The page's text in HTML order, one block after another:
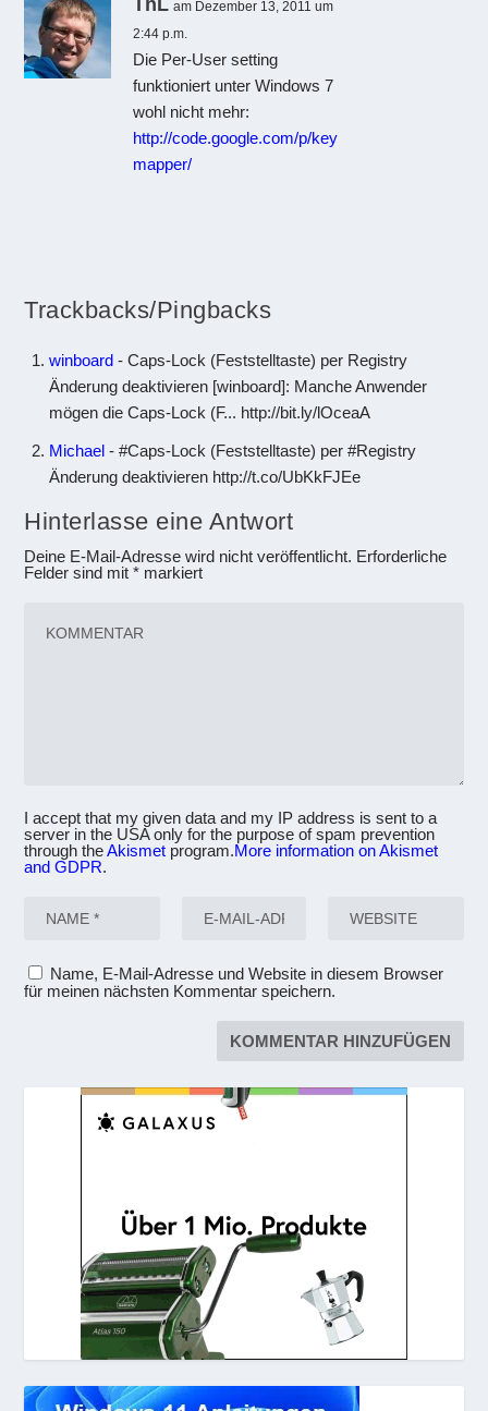
am Dezember 13, 2011 um
2:44 p.m.
Die Per-User setting
funktioniert unter Windows 7
wohl nicht mehr:
http://code.google.com/p/key
mapper/
Trackbacks/Pingbacks
winboard- Caps-Lock (Feststelltaste) per Registry
Änderung deaktivieren [winboard]: Manche Anwender
mögen die Caps-Lock (F... http://bit.ly/lOceaA
Michael- #Caps-Lock (Feststelltaste) per #Registry
Änderung deaktivieren http://t.co/UbKkFJEe
Hinterlasse eine Antwort
Deine E-Mail-Adresse wird nicht veröffentlicht. Erforderliche
Felder sind mit* markiert
I accept that my given data and my IP address is sent to a
server in the USA only for the purpose of spam prevention
through theAkismet program.More information on Akismet
and GDPR.
Name, E-Mail-Adresse und Website in diesem Browser
für meinen nächsten Kommentar speichern.